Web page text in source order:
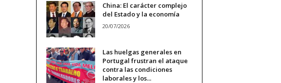
China: El carácter complejo
del Estado y la economía
20/07/2026
Las huelgas generales en
Portugal frustran el ataque
contra las condiciones
laborales y los...